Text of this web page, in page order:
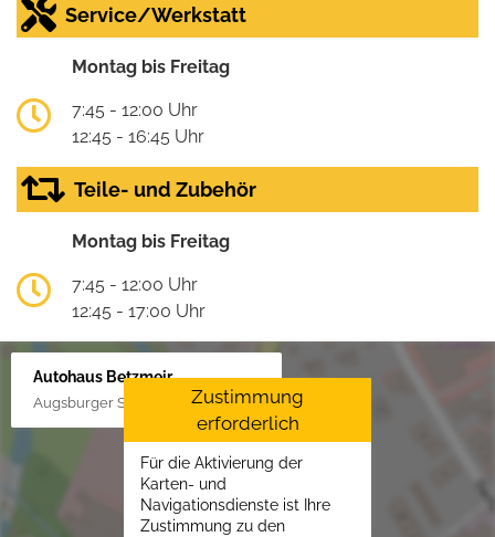
Service/Werkstatt
Montag bis Freitag
7:45 - 12:00 Uhr
12:45 - 16:45 Uhr
Teile- und Zubehör
Montag bis Freitag
7:45 - 12:00 Uhr
12:45 - 17:00 Uhr
Autohaus Betzmeir
Augsburger Str. 33, 86551 Aichach
Zustimmung
erforderlich
Für die Aktivierung der
Karten- und
Navigationsdienste ist Ihre
Zustimmung zu den